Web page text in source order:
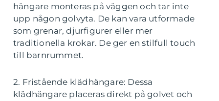
hängare monteras på väggen och tar inte
upp någon golvyta. De kan vara utformade
som grenar, djurfigurer eller mer
traditionella krokar. De ger en stilfull touch
till barnrummet.
2. Fristående klädhängare: Dessa
klädhängare placeras direkt på golvet och